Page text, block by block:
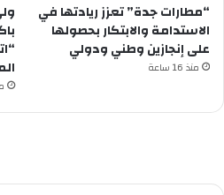
“مطارات جدة” تعزز ريادتها في
الاستدامة والابتكار بحصولها
على إنجازين وطني ودولي
منذ 16 ساعة